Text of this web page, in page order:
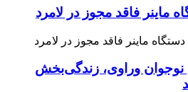
نوجوان وراوی، زندگی‌بخش